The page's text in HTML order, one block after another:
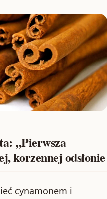
„Pierwsza
korzennej odsłonie
cynamonem i